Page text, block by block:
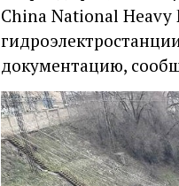
China National
документацию,